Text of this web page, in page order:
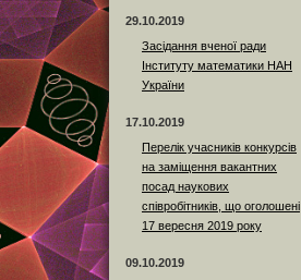
29.10.2019
Засідання вченої ради
Інституту математики НАН
України
17.10.2019
Перелік учасників конкурсів
на заміщення вакантних
посад наукових
співробітників, що оголошені
17 вересня 2019 року
09.10.2019